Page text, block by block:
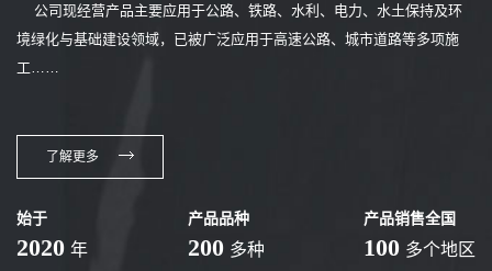
公司现经营产品主要应用于公路、铁路、水利、电力、水土保持及环
境绿化与基础建设领域，已被广泛应用于高速公路、城市道路等多项施
工……
了解更多
始于
2020 年
产品品种
200 多种
产品销售全国
100 多个地区